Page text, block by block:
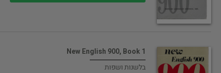
New English 900, Book 1
בלשנות ושפות